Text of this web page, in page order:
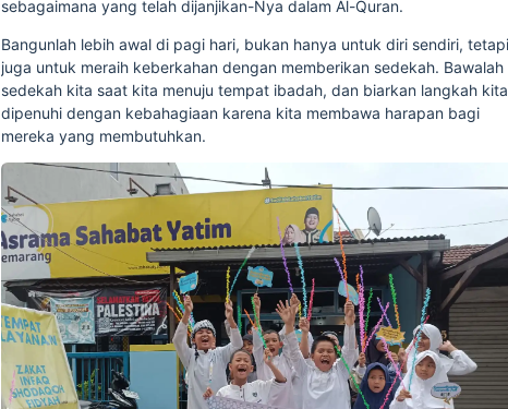
sebagaimana yang telah dijanjikan-Nya dalam Al-Quran.
Bangunlah lebih awal di pagi hari, bukan hanya untuk diri sendiri,
juga untuk meraih keberkahan dengan memberikan sedekah. Bawalah
sedekah kita saat kita menuju tempat ibadah, dan biarkan langkah kita
dipenuhi dengan kebahagiaan karena kita membawa harapan bagi
mereka yang membutuhkan.